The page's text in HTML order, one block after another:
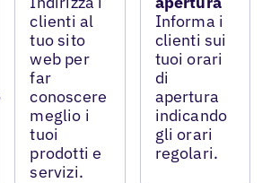
clienti al
tuo sito
web per
far
conoscere
meglio i
tuoi
prodotti e
servizi.
Informa i
clienti sui
tuoi orari
di
apertura
indicando
gli orari
regolari.